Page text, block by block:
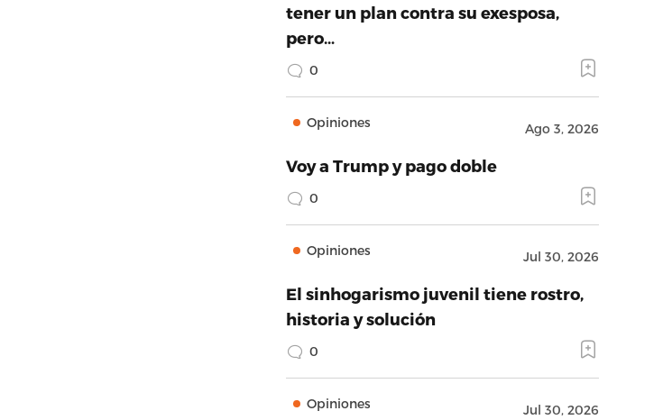
tener un plan contra su exesposa,
pero…
0
Opiniones Ago 3, 2026
Voy a Trump y pago doble
0
Opiniones Jul 30, 2026
El sinhogarismo juvenil tiene rostro,
historia y solución
0
Opiniones Jul 30, 2026